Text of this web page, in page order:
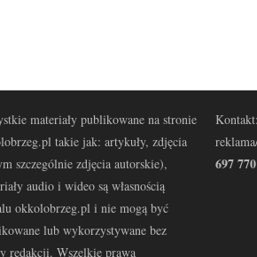
materiały publikowane na stronie
takie jak: artykuły, zdjęcia
szczególnie zdjęcia autorskie),
audio i wideo są własnością
okkolobrzeg.pl i nie mogą być
lub wykorzystywane bez
redakcji. Wszelkie prawa
697